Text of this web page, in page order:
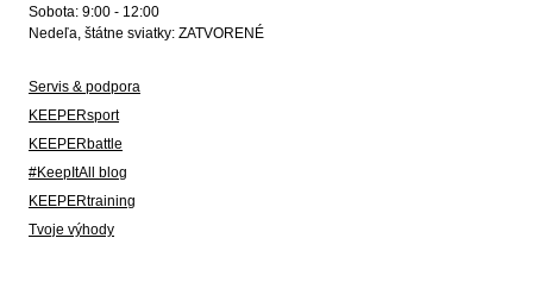
Sobota: 9:00 - 12:00
Nedeľa, štátne sviatky: ZATVORENÉ
Servis & podpora
KEEPERsport
KEEPERbattle
#KeepItAll blog
KEEPERtraining
Tvoje výhody